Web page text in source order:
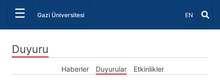
☰ Gazi Üniversitesi Dil Seçiniz
EN
Duyuru
Haberler Duyurular Etkinlikler